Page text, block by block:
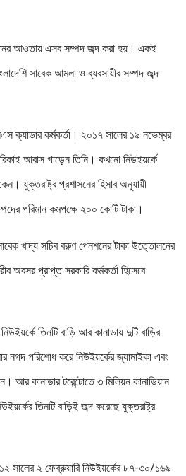
আওতায় এসব সম্পদ জব্দ করা হয়। একই
সাবেক আমলা ও ব্যবসায়ীর সম্পদ জব্দ
ক্যাডার কর্মকর্তা। ২০১৭ সালের ১৯ নভেম্বর
আবাস গাড়েন তিনি। কখনো নিউইয়র্কে
যুক্তরাষ্ট্র প্রশাসনের হিসাব অনুযায়ী
পরিমান কমপক্ষে ২০০ কোটি টাকা।
খাদ্য সচিব বরুণ পেনশনের টাকা উত্তোলনের
অবসর প্রাপ্ত সরকারি কর্মকর্তা হিসেবে
তিনটি বাড়ি আর কানাডায় দুটি বাড়ির
নগদ পরিশোধ করে নিউইয়র্কের জ্যামাইকা এবং
আর কানাডার টরেন্টোতে ৩ মিলিয়ন কানাডিয়ান
তিনটি বাড়িই জব্দ করেছে যুক্তরাষ্ট্র
সালের ২ ফেব্রুয়ারি নিউইয়র্কের ৮৭-৩০/১৬৯